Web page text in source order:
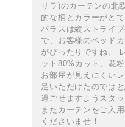
リラ)のカーテンの北
的な柄とカラーがと
パラスは縦ストライ
で、お客様のベッド
がぴったりですね。
ット80%カット、花
お部屋が見えにくい
足いただけたのでは
過ごせますようスタ
またカーテンをご入
くださいませ！